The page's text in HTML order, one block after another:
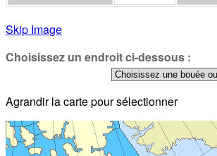
Skip Image
Choisissez un endroit ci-dessous :
Agrandir la carte pour sélectionner